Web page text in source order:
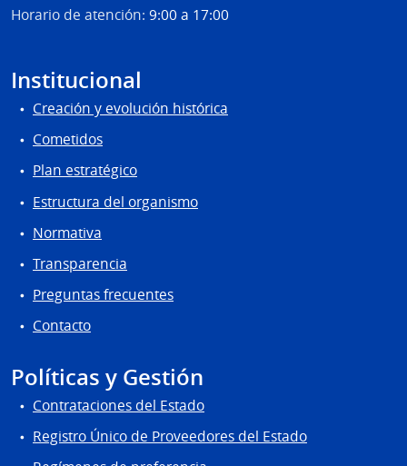
Horario de atención: 9:00 a 17:00
Institucional
Creación y evolución histórica
Cometidos
Plan estratégico
Estructura del organismo
Normativa
Transparencia
Preguntas frecuentes
Contacto
Políticas y Gestión
Contrataciones del Estado
Registro Único de Proveedores del Estado